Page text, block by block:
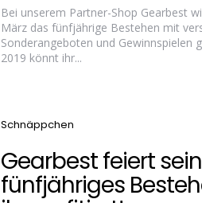
Bei unserem Partner-Shop Gearbest
März das fünfjährige Bestehen mit
Sonderangeboten und Gewinnspielen
2019 könnt ihr...
Categories
Schnäppchen
Gearbest feiert sein
fünfjähriges